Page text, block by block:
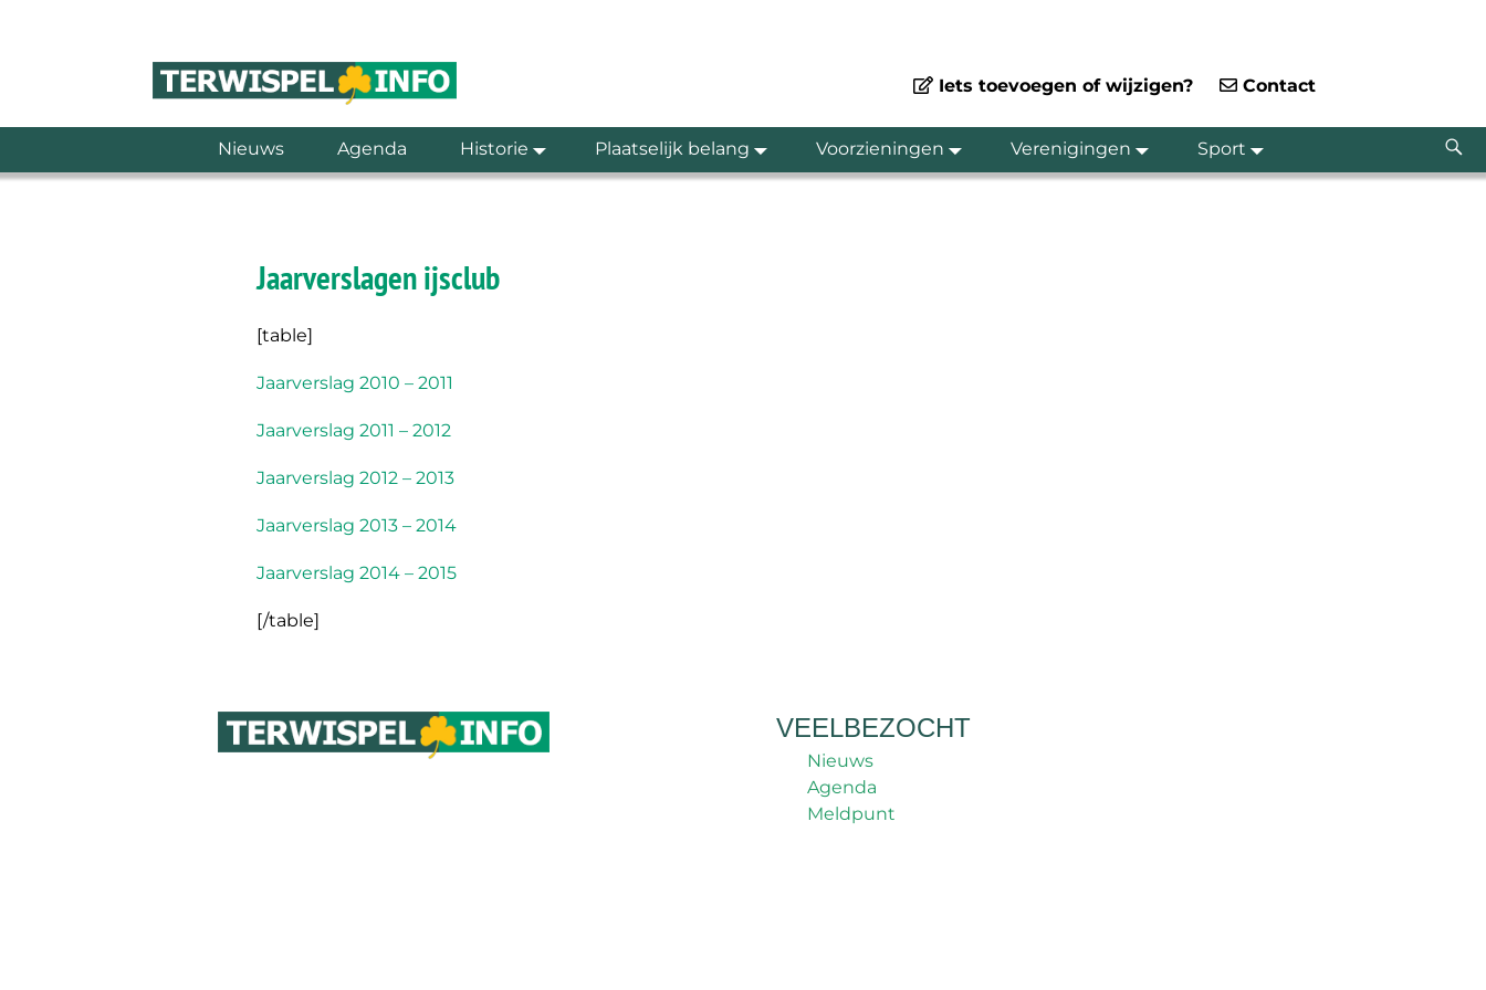
Iets toevoegen of wijzigen? Contact
Nieuws Agenda Historie Plaatselijk belang Voorzieningen Verenigingen Sport
Jaarverslagen ijsclub
[table]
Jaarverslag 2010 – 2011
Jaarverslag 2011 – 2012
Jaarverslag 2012 – 2013
Jaarverslag 2013 – 2014
Jaarverslag 2014 – 2015
[/table]
VEELBEZOCHT
Nieuws
Agenda
Meldpunt